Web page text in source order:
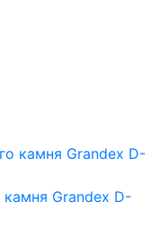
Grandex D-